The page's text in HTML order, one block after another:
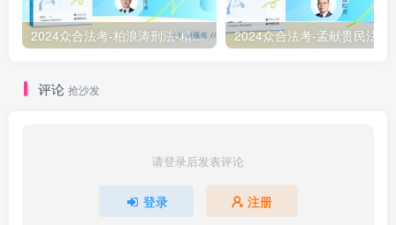
2024众合法考-柏浪涛刑法-精讲卷pdf电子版（附视频1-76全）
评论 抢沙发
请登录后发表评论
登录 注册